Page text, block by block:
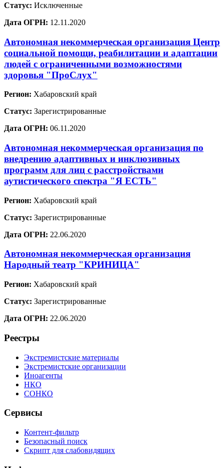
Статус: Исключенные
Дата ОГРН: 12.11.2020
Автономная некоммерческая организация Центр
социальной помощи, реабилитации и адаптации
людей с ограниченными возможностями
здоровья "ПроСлух"
Регион: Хабаровский край
Статус: Зарегистрированные
Дата ОГРН: 06.11.2020
Автономная некоммерческая организация по
внедрению адаптивных и инклюзивных
программ для лиц с расстройствами
аутистического спектра "Я ЕСТЬ"
Регион: Хабаровский край
Статус: Зарегистрированные
Дата ОГРН: 22.06.2020
Автономная некоммерческая организация
Народный театр "КРИНИЦА"
Регион: Хабаровский край
Статус: Зарегистрированные
Дата ОГРН: 22.06.2020
Реестры
Экстремистские материалы
Экстремистские организации
Иноагенты
НКО
СОНКО
Сервисы
Контент-фильтр
Безопасный поиск
Скрипт для слабовидящих